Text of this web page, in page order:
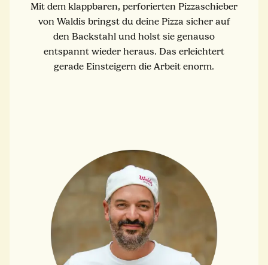
Mit dem klappbaren, perforierten Pizzaschieber
von Waldis bringst du deine Pizza sicher auf
den Backstahl und holst sie genauso
entspannt wieder heraus. Das erleichtert
gerade Einsteigern die Arbeit enorm.